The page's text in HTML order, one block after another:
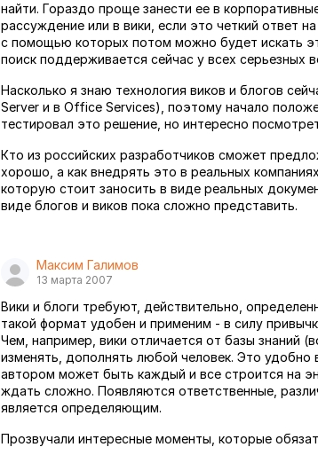
найти. Гораздо проще занести ее в
рассуждение или в вики, если это четкий ответ
с помощью которых потом можно будет искать
поиск поддерживается сейчас у всех серьезных
Насколько я знаю технология виков и блогов
Server и в Office Services), поэтому начало
тестировал это решение, но интересно
Кто из российских разработчиков сможет
хорошо, а как внедрять это в реальных
которую стоит заносить в виде реальных
виде блогов и виков пока сложно представить.
Максим Галимов
13 марта 2007
Вики и блоги требуют, действительно,
такой формат удобен и применим - в силу
Чем, например, вики отличается от базы знаний
изменять, дополнять любой человек. Это удобно
автором может быть каждый и все строится на
ждать сложно. Появляются ответственные,
является определяющим.
Прозвучали интересные моменты, которые